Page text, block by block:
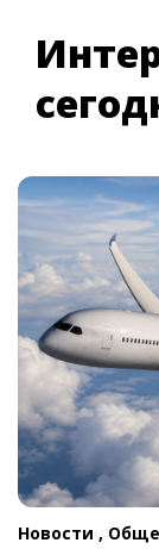
Новости ,